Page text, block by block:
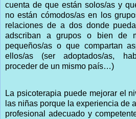
cuenta de que están solos/as y
no están cómodos/as en los
relaciones de a dos donde
adscriban a grupos o bien de
pequeños/as o que compartan
ellos/as (ser adoptados/as,
proceder de un mismo país…)
La psicoterapia puede mejorar el
las niñas porque la experiencia de
profesional adecuado y